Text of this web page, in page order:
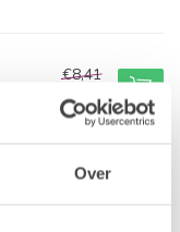
Over
€8,41
€6,73
€8,41